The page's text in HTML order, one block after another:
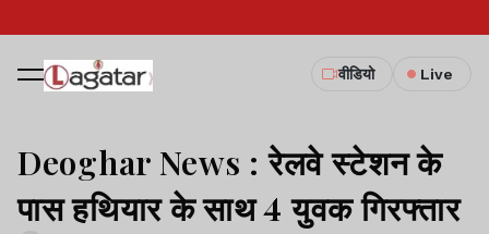
वीडियो Live
Deoghar News : रेलवे स्टेशन के
पास हथियार के साथ 4 युवक गिरफ्तार